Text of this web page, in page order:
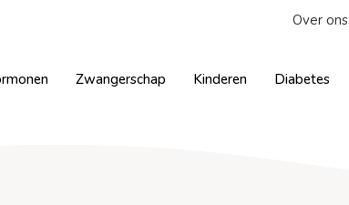
Over ons
Zwangerschap Kinderen Diabetes